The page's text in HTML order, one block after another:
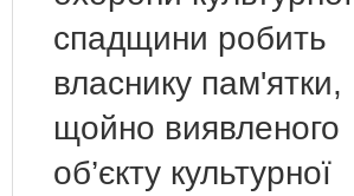
спадщини робить
власнику пам'ятки,
щойно виявленого
об’єкту культурної